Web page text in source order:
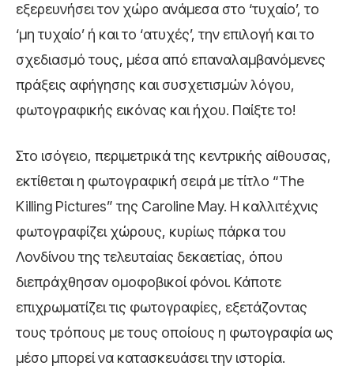
εξερευνήσει τον χώρο ανάμεσα στο ‘τυχαίο’, το
‘μη τυχαίο’ ή και το ‘ατυχές’, την επιλογή και το
σχεδιασμό τους, μέσα από επαναλαμβανόμενες
πράξεις αφήγησης και συσχετισμών λόγου,
φωτογραφικής εικόνας και ήχου. Παίξτε το!
Στο ισόγειο, περιμετρικά της κεντρικής αίθουσας,
εκτίθεται η φωτογραφική σειρά με τίτλο “The
Killing Pictures” της Caroline May. Η καλλιτέχνις
φωτογραφίζει χώρους, κυρίως πάρκα του
Λονδίνου της τελευταίας δεκαετίας, όπου
διεπράχθησαν ομοφοβικοί φόνοι. Κάποτε
επιχρωματίζει τις φωτογραφίες, εξετάζοντας
τους τρόπους με τους οποίους η φωτογραφία ως
μέσo μπορεί να κατασκευάσει την ιστορία.